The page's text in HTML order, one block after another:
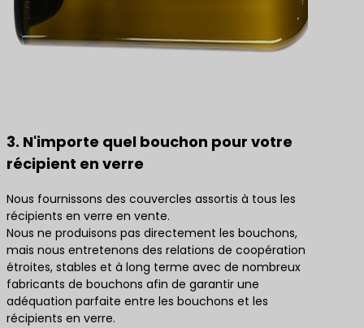
3. N'importe quel bouchon pour votre
récipient en verre
Nous fournissons des couvercles assortis à tous les
récipients en verre en vente.
Nous ne produisons pas directement les bouchons,
mais nous entretenons des relations de coopération
étroites, stables et à long terme avec de nombreux
fabricants de bouchons afin de garantir une
adéquation parfaite entre les bouchons et les
récipients en verre.